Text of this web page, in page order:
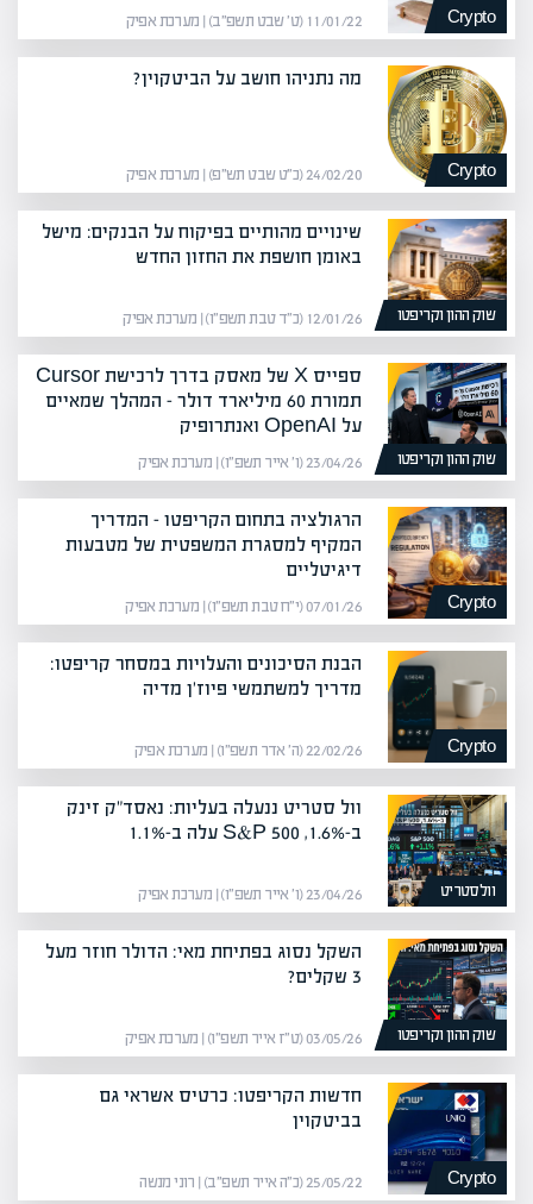
Crypto 11/01/22 (ט׳ שבט תשפ״ב) | מערכת אפיק
Crypto
מה נתניהו חושב על הביטקוין?
24/02/20 (כ״ט שבט תש״פ) | מערכת אפיק
שוק ההון וקריפטו
שינויים מהותיים בפיקוח על הבנקים: מישל
באומן חושפת את החזון החדש
12/01/26 (כ״ד טבת תשפ״ו) | מערכת אפיק
שוק ההון וקריפטו
ספייס X של מאסק בדרך לרכישת Cursor
תמורת 60 מיליארד דולר – המהלך שמאיים
על OpenAI ואנתרופיק
23/04/26 (ו׳ אייר תשפ״ו) | מערכת אפיק
Crypto
הרגולציה בתחום הקריפטו – המדריך
המקיף למסגרת המשפטית של מטבעות
דיגיטליים
07/01/26 (י״ח טבת תשפ״ו) | מערכת אפיק
Crypto
הבנת הסיכונים והעלויות במסחר קריפטו:
מדריך למשתמשי פיוז'ן מדיה
22/02/26 (ה׳ אדר תשפ״ו) | מערכת אפיק
וולסטריט
וול סטריט ננעלה בעליות: נאסד"ק זינק
ב-1.6%, S&P 500 עלה ב-1.1%
23/04/26 (ו׳ אייר תשפ״ו) | מערכת אפיק
שוק ההון וקריפטו
השקל נסוג בפתיחת מאי: הדולר חוזר מעל
3 שקלים?
03/05/26 (ט״ז אייר תשפ״ו) | מערכת אפיק
Crypto
חדשות הקריפטו: כרטיס אשראי גם
בביטקוין
25/05/22 (כ״ה אייר תשפ״ב) | רוני מנשה